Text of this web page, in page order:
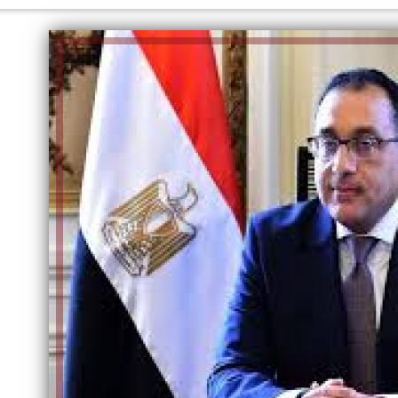
إلهام شرشر تكتب: دي مبقتش كورة..
دي سياسة
الكاتبة إلهام شرشر تهنئ الرئيس
السيسي بعيد ميلاده وتُشيد بجهوده